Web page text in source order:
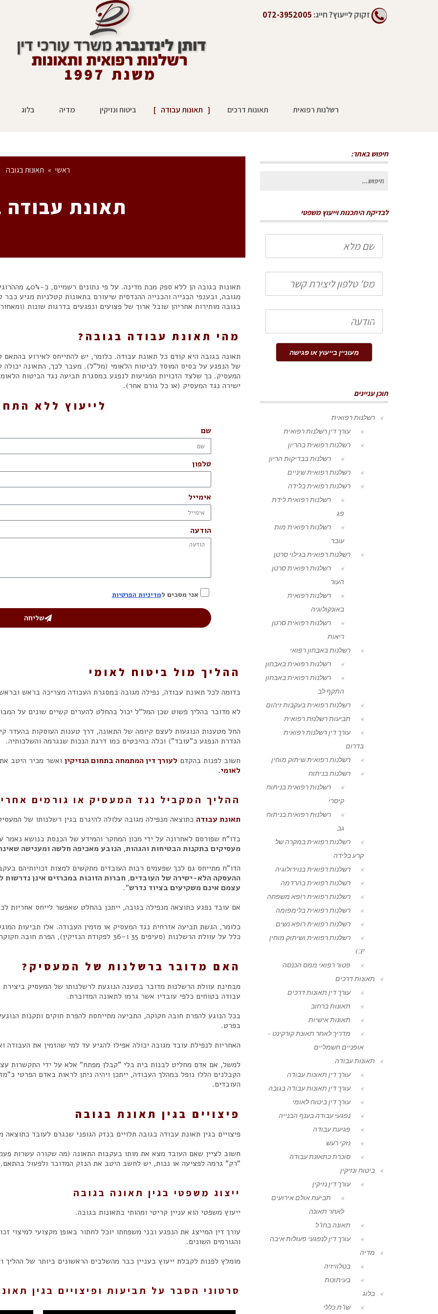
זקוק לייעוץ?חייג: 072-3952005
רשלנות רפואית תאונות דרכים תאונות עבודה ביטוח ונזיקין מדיה בלוג
ראשי » תאונות בגובה
תאונת עבודה
תאונות בגובה
בגובה מותירות אחריהן שובל ארוך של פצועים ונפגעים בדרגות שונות
מהי תאונת עבודה בגובה?
תאונה בגובה היא קודם כל תאונת עבודה. כלומר, יש להתייחס לאירוע בהתאם
של הנפגע על בסיס המוסד לביטוח הלאומי (מל"ל). מעבר לכך, התאונה יכולה
המעסיק. כך שלצד הזכויות המגיעות לנפגע במסגרת תביעה נגד הביטוח
ישירה נגד המעסיק (או כל גורם אחר).
לייעוץ ללא
שם
טלפון
אימייל
הודעה
אני מסכים למדיניות הפרטיות
שליחה
ההליך מול ביטוח לאומי
בדומה לכל תאונת עבודה, נפילה מגובה במסגרת העבודה מצריכה בראש
לא מדובר בהליך פשוט שכן המל"ל יכול בהחלט להערים קשיים שונים על
החל מטענות הנוגעות לעצם קיומה של התאונה, דרך טענות העוסקות בהעדר
הגדרת הנפגע כ"עובד") וכלה בהיבטים כמו דרגת הנכות שנגרמה והשלכותיה.
חשוב לפנות בהקדם לעורך דין המתמחה בתחום הנזיקין ואשר מכיר היטב
לאומי.
ההליך המקביל נגד המעסיק או גורמים
תאונת עבודה כתוצאה מנפילה מגובה עלולה להיגרם בגין רשלנותו של
בדו"ח שפורסם לאחרונה על ידי מכון המחקר והמידע של הכנסת בנושא נאמר
מעסיקים בתקנות הבטיחות והגהות, הנובע מאכיפה חלשה ומענישה
הדו"ח מתייחס גם לכך שפעמים רבות העובדים מתקשים למצות זכויותיהם
ההעסקה הלא-ישירה של העובדים, חברות הזוכות במכרזים אינן
עצמם אינם משקיעים בציוד נדרש".
אם עובד נפגע כתוצאה מנפילה בגובה, ייתכן בהחלט שאפשר לייחס אחריות
כלומר, הגשת תביעה אזרחית נגד המעסיק או מזמין העבודה. אלו תביעות
כלל על עוולת הרשלנות (סעיפים 35 ו-36 לפקודת הנזיקין), הפרת חובה חקוקה (סעיף 63 לפקודה) או שתיהן יחד.
האם מדובר ברשלנות של המעסיק?
מבחינת עוולת הרשלנות מדובר בטענה הנוגעת לרשלנותו של המעסיק ביצירת
עבודה בטוחים כלפי עובדיו אשר גרמו לתאונה המדוברת.
בכל הנוגע להפרת חובה חקוקה, התביעה מתייחסת להפרת חוקים ותקנות
בפרט.
האחריות לנפילת עובד מגובה יכולה אפילו להגיע עד למי שהזמין את העבודה
למשל, אם אדם מחליט לבנות בית בלי "קבלן מפתח" אלא על ידי התקשרות
הקבלנים הללו נופל במהלך העבודה, ייתכן ויהיה ניתן לראות באדם הפרטי
העובדים.
פיצויים בגין תאונת בגובה
פיצויים בגין תאונת עבודה בגובה תלויים בנזק הגופני שנגרם לעובד כתוצאה
חשוב לציין שאם העובד מצא את מותו בעקבות התאונה (מה שקורה עשרות
"רק" גרמה לפציעה או נכות, יש לחשב היטב את הנזק המדובר ולפעול בהתאם.
ייצוג משפטי בגין תאונה בגובה
ייעוץ משפטי הוא עניין קריטי ומהותי בתאונות בגובה.
עורך דין המייצג את הנפגע ובני משפחתו יוכל לחתור באופן מקצועי למיצוי
והגורמים השונים.
מומלץ לפנות לקבלת ייעוץ בעניין כבר מהשלבים הראשונים ביותר של ההליך
סרטוני הסבר על תביעות ופיצויים בגין
חיפוש באתר:
חיפוש
לבדיקת היתכנות וייעוץ משפטי
שם
מלא
טלפון
הודעה
מעוניין בייעוץ או פגישה
תוכן עניינים
רשלנות רפואית
עורך דין רשלנות רפואית
רשלנות רפואית בהריון
רשלנות בבדיקות הריון
רשלנות רפואית שיניים
רשלנות רפואית בלידה
רשלנות רפואית לידת
פג
רשלנות רפואית מות
עובר
רשלנות רפואית בגילוי סרטן
רשלנות רפואית סרטן
העור
רשלנות רפואית
באונקולוגיה
רשלנות רפואית סרטן
ריאות
רשלנות באבחון רפואי
רשלנות רפואית באבחון
רשלנות רפואית באבחון
התקף לב
רשלנות רפואית בעקבות זיהום
תביעות רשלנות רפואית
עורך דין רשלנות רפואית
בדרום
רשלנות רפואית שיתוק מוחין
רשלנות בניתוח
רשלנות רפואית בניתוח
קיסרי
רשלנות רפואית בניתוח
גב
רשלנות רפואית במקרה של
קרע בלידה
רשלנות רפואית בנוירולוגיה
רשלנות רפואית בהרדמה
רשלנות רפואית רופא משפחה
רשלנות רפואית בלימפומה
רשלנות רפואית רופא נשים
רשלנות רפואית ושיתוק מוחין
CP
פטור רפואי ממס הכנסה
תאונות דרכים
עורך דין תאונות דרכים
תאונות ברחוב
תאונות אישיות
מדריך לאחר תאונת קורקינט –
אופניים חשמליים
תאונות עבודה
עורך דין תאונות עבודה
עורך דין תאונות עבודה בגובה
עורך דין ביטוח לאומי
נפגעי עבודה בענף הבנייה
פגיעת עבודה
נזקי רעש
סוכרת כתאונת עבודה
ביטוח ונזיקין
עורך דין נזיקין
תביעת אולם אירועים
לאחר תאונה
תאונה בחו"ל
עורך דין לנפגעי פעולות איבה
מדיה
בטלוויזיה
בעיתונות
בלוג
שו"ת כללי